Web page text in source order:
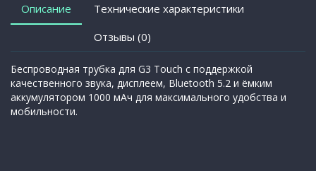
Описание
Технические характеристики
Отзывы (0)
Беспроводная трубка для G3 Touch с поддержкой
качественного звука, дисплеем, Bluetooth 5.2 и ёмким
аккумулятором 1000 мАч для максимального удобства и
мобильности.